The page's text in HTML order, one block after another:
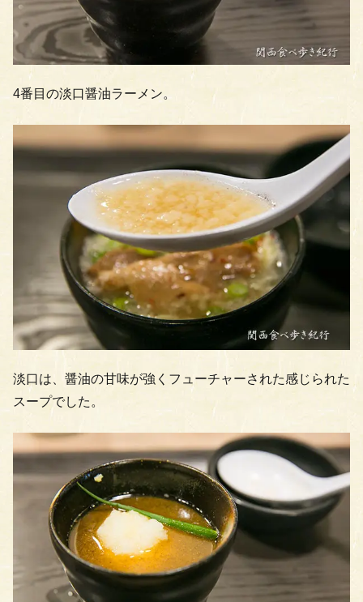
4番目の淡口醤油ラーメン。
淡口は、醤油の甘味が強くフューチャーされた感じられた
スープでした。